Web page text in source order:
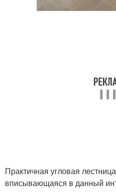
Практичная угловая
вписывающаяся в данный